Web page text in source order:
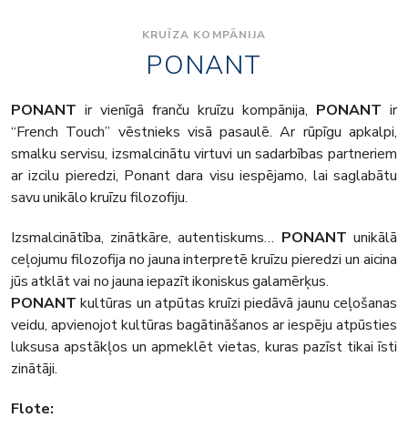
KRUĪZA KOMPĀNIJA
PONANT
PONANT ir vienīgā franču kruīzu kompānija, PONANT ir
“French Touch” vēstnieks visā pasaulē. Ar rūpīgu apkalpi,
smalku servisu, izsmalcinātu virtuvi un sadarbības partneriem
ar izcilu pieredzi, Ponant dara visu iespējamo, lai saglabātu
savu unikālo kruīzu filozofiju.
Izsmalcinātība, zinātkāre, autentiskums… PONANT unikālā
ceļojumu filozofija no jauna interpretē kruīzu pieredzi un aicina
jūs atklāt vai no jauna iepazīt ikoniskus galamērķus.
PONANT kultūras un atpūtas kruīzi piedāvā jaunu ceļošanas
veidu, apvienojot kultūras bagātināšanos ar iespēju atpūsties
luksusa apstākļos un apmeklēt vietas, kuras pazīst tikai īsti
zinātāji.
Flote: